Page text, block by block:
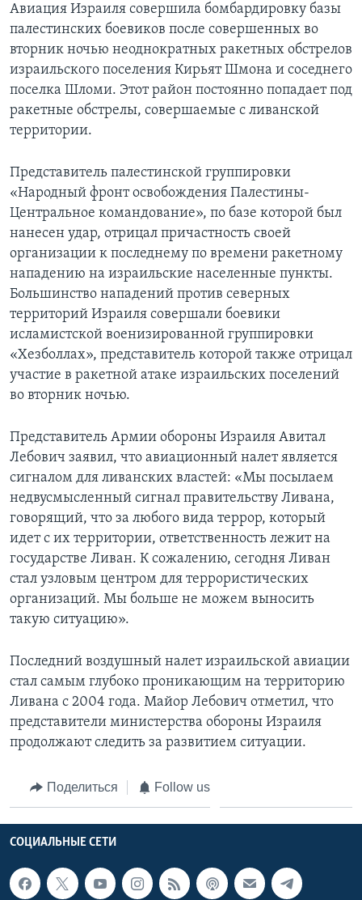
Авиация Израиля совершила бомбардировку базы
палестинских боевиков после совершенных во
вторник ночью неоднократных ракетных обстрелов
израильского поселения Кирьят Шмона и соседнего
поселка Шломи. Этот район постоянно попадает под
ракетные обстрелы, совершаемые с ливанской
территории.
Представитель палестинской группировки
«Народный фронт освобождения Палестины-
Центральное командование», по базе которой был
нанесен удар, отрицал причастность своей
организации к последнему по времени ракетному
нападению на израильские населенные пункты.
Большинство нападений против северных
территорий Израиля совершали боевики
исламистской военизированной группировки
«Хезболлах», представитель которой также отрицал
участие в ракетной атаке израильских поселений
во вторник ночью.
Представитель Армии обороны Израиля Авитал
Лебович заявил, что авиационный налет является
сигналом для ливанских властей: «Мы посылаем
недвусмысленный сигнал правительству Ливана,
говорящий, что за любого вида террор, который
идет с их территории, ответственность лежит на
государстве Ливан. К сожалению, сегодня Ливан
стал узловым центром для террористических
организаций. Мы больше не можем выносить
такую ситуацию».
Последний воздушный налет израильской авиации
стал самым глубоко проникающим на территорию
Ливана с 2004 года. Майор Лебович отметил, что
представители министерства обороны Израиля
продолжают следить за развитием ситуации.
Поделиться Follow us
СОЦИАЛЬНЫЕ СЕТИ